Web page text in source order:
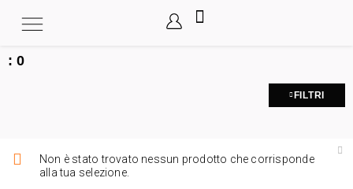
:0
FILTRI
Non è stato trovato nessun prodotto che corrisponde
alla tua selezione.